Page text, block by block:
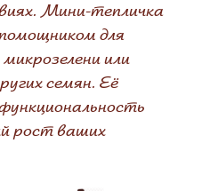
Мини-тепличка
для
или
семян. Её
рост ваших